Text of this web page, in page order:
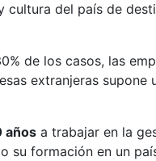
cultura del país de
de los casos, las
extranjeras supone
años a trabajar en la
su formación en un